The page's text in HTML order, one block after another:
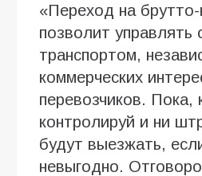
«Переход на брутто-
позволит
транспортом,
коммерческих
перевозчиков. Пока,
контролируй и ни
будут выезжать,
невыгодно.